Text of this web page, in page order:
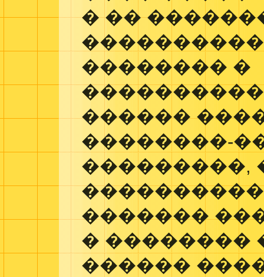
� ��
�������� �
������
��������-
���������,
���������� �
�������
� ��������
������